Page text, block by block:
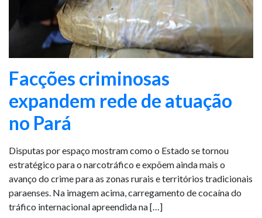
Facções criminosas
expandem rede de atuação
no Pará
Disputas por espaço mostram como o Estado se tornou
estratégico para o narcotráfico e expõem ainda mais o
avanço do crime para as zonas rurais e territórios tradicionais
paraenses. Na imagem acima, carregamento de cocaína do
tráfico internacional apreendida na […]